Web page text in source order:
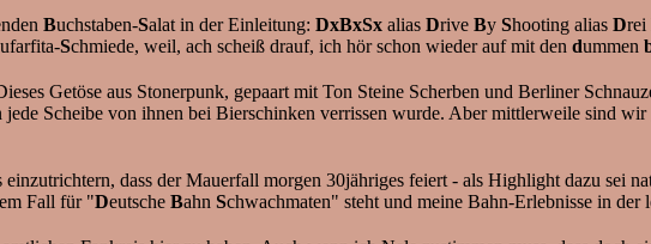
Buchstaben-Salat in der Einleitung: DxBxSx alias Drive By Shooting alias Drei
Schmiede, weil, ach scheiß drauf, ich hör schon wieder auf mit den dummen
Getöse aus Stonerpunk, gepaart mit Ton Steine Scherben und Berliner
Scheibe von ihnen bei Bierschinken verrissen wurde. Aber mittlerweile sind
dass der Mauerfall morgen 30jähriges feiert - als Highlight dazu sei
Fall für "Deutsche Bahn Schwachmaten" steht und meine Bahn-Erlebnisse in